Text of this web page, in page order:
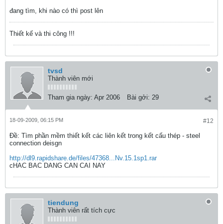
đang tìm, khi nào có thì post lên
Thiết kế và thi công !!!
tvsd
Thành viên mới
Tham gia ngày: Apr 2006 Bài gởi: 29
#12
18-09-2009, 06:15 PM
Ðề: Tìm phần mềm thiết kết các liên kết trong kết cấu thép - steel
connection deisgn
http://dl9.rapidshare.de/files/47368...Nv.15.1sp1.rar
cHAC BAC DANG CAN CAI NAY
tiendung
Thành viên rất tích cực